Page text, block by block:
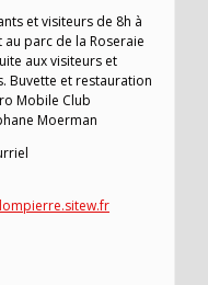
et visiteurs de 8h à
au parc de la Roseraie
aux visiteurs et
Buvette et restauration
Mobile Club
Moerman